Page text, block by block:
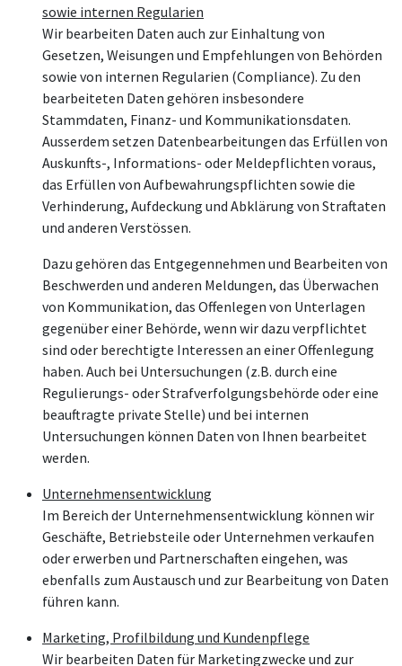
sowie internen Regularien
Wir bearbeiten Daten auch zur Einhaltung von
Gesetzen, Weisungen und Empfehlungen von Behörden
sowie von internen Regularien (Compliance). Zu den
bearbeiteten Daten gehören insbesondere
Stammdaten, Finanz- und Kommunikationsdaten.
Ausserdem setzen Datenbearbeitungen das Erfüllen von
Auskunfts-, Informations- oder Meldepflichten voraus,
das Erfüllen von Aufbewahrungspflichten sowie die
Verhinderung, Aufdeckung und Abklärung von Straftaten
und anderen Verstössen.
Dazu gehören das Entgegennehmen und Bearbeiten von
Beschwerden und anderen Meldungen, das Überwachen
von Kommunikation, das Offenlegen von Unterlagen
gegenüber einer Behörde, wenn wir dazu verpflichtet
sind oder berechtigte Interessen an einer Offenlegung
haben. Auch bei Untersuchungen (z.B. durch eine
Regulierungs- oder Strafverfolgungsbehörde oder eine
beauftragte private Stelle) und bei internen
Untersuchungen können Daten von Ihnen bearbeitet
werden.
Unternehmensentwicklung
Im Bereich der Unternehmensentwicklung können wir
Geschäfte, Betriebsteile oder Unternehmen verkaufen
oder erwerben und Partnerschaften eingehen, was
ebenfalls zum Austausch und zur Bearbeitung von Daten
führen kann.
Marketing, Profilbildung und Kundenpflege
Wir bearbeiten Daten für Marketingzwecke und zur